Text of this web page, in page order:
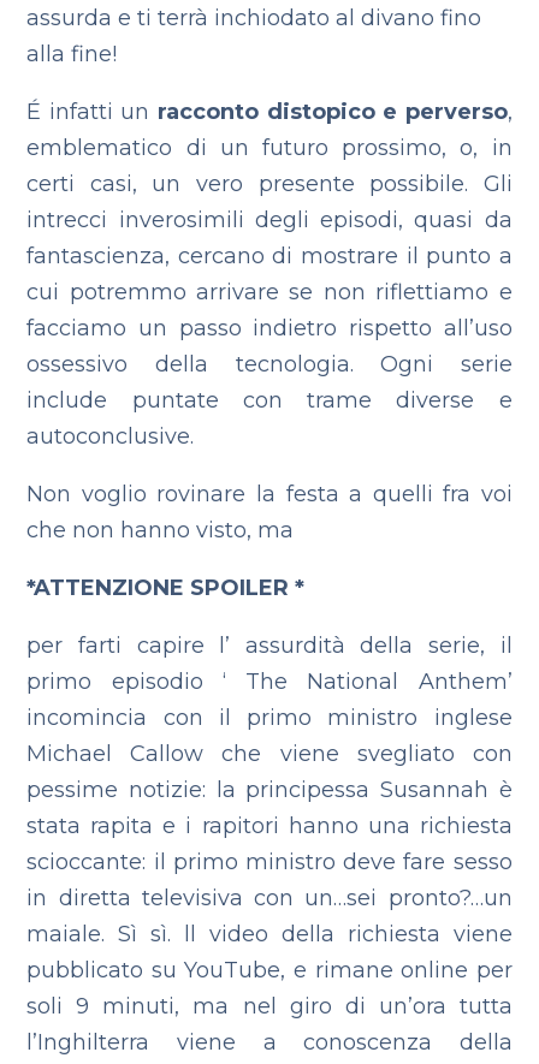
assurda e ti terrà inchiodato al divano fino
alla fine!
É infatti un racconto distopico e perverso,
emblematico di un futuro prossimo, o, in
certi casi, un vero presente possibile. Gli
intrecci inverosimili degli episodi, quasi da
fantascienza, cercano di mostrare il punto a
cui potremmo arrivare se non riflettiamo e
facciamo un passo indietro rispetto all’uso
ossessivo della tecnologia. Ogni serie
include puntate con trame diverse e
autoconclusive.
Non voglio rovinare la festa a quelli fra voi
che non hanno visto, ma
*ATTENZIONE SPOILER *
per farti capire l’ assurdità della serie, il
primo episodio ‘ The National Anthem’
incomincia con il primo ministro inglese
Michael Callow che viene svegliato con
pessime notizie: la principessa Susannah è
stata rapita e i rapitori hanno una richiesta
scioccante: il primo ministro deve fare sesso
in diretta televisiva con un…sei pronto?…un
maiale. Sì sì. ll video della richiesta viene
pubblicato su YouTube, e rimane online per
soli 9 minuti, ma nel giro di un’ora tutta
l’Inghilterra viene a conoscenza della